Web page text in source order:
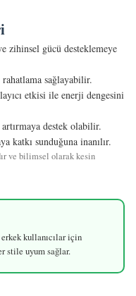
zihinsel gücü desteklemeye
sağlayabilir.
etkisi ile enerji dengesini
destek olabilir.
katkı sunduğuna inanılır.
ve bilimsel olarak kesin
erkek kullanıcılar için
stile uyum sağlar.